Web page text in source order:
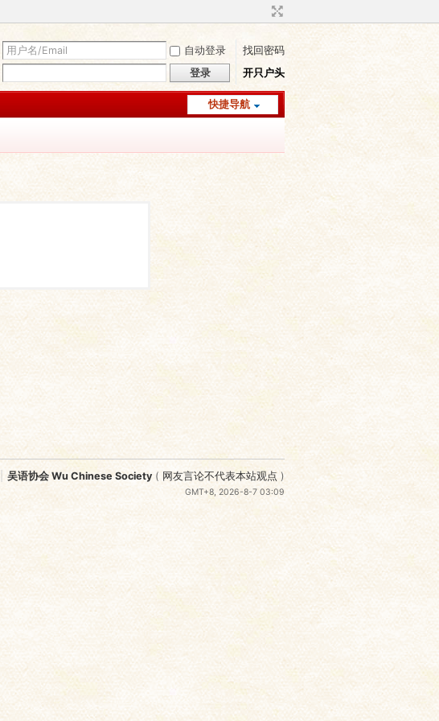
自动登录
找回密码
登录 开只户头
快捷导航
吴语协会 Wu Chinese Society ( 网友言论不代表本站观点 )
GMT+8, 2026-8-7 03:09